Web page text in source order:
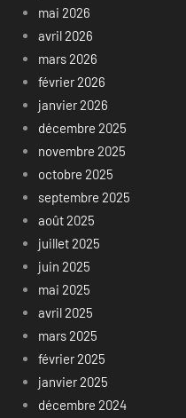
mai 2026
avril 2026
mars 2026
février 2026
janvier 2026
décembre 2025
novembre 2025
octobre 2025
septembre 2025
août 2025
juillet 2025
juin 2025
mai 2025
avril 2025
mars 2025
février 2025
janvier 2025
décembre 2024